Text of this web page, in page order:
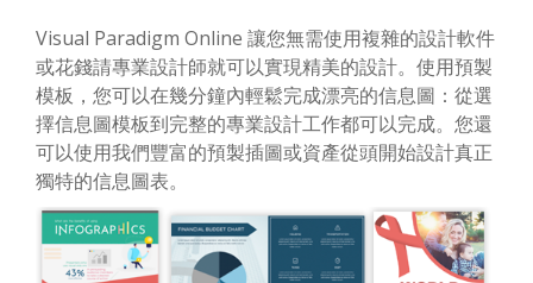
Visual Paradigm Online 讓您無需使用複雜的設計軟件
或花錢請專業設計師就可以實現精美的設計。使用預製
模板，您可以在幾分鐘內輕鬆完成漂亮的信息圖：從選
擇信息圖模板到完整的專業設計工作都可以完成。您還
可以使用我們豐富的預製插圖或資產從頭開始設計真正
獨特的信息圖表。